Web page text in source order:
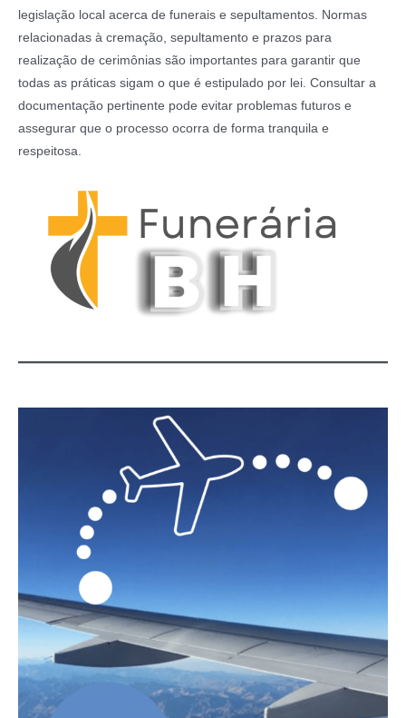
legislação local acerca de funerais e sepultamentos. Normas
relacionadas à cremação, sepultamento e prazos para
realização de cerimônias são importantes para garantir que
todas as práticas sigam o que é estipulado por lei. Consultar a
documentação pertinente pode evitar problemas futuros e
assegurar que o processo ocorra de forma tranquila e
respeitosa.